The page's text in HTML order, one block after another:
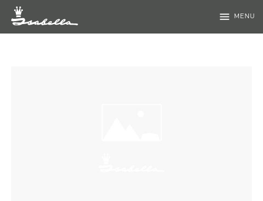
menu MENU